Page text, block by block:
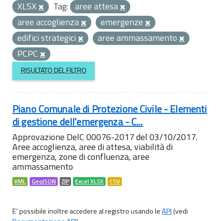
XLSX
Tag: aree attesa
aree accoglienza
emergenze
edifici strategici
aree ammassamento
PCPC
RISULTATO DEL FILTRO
Piano Comunale di Protezione Civile - Elementi
di gestione dell'emergenza - C...
Approvazione DelC 00076-2017 del 03/10/2017.
Aree accoglienza, aree di attesa, viabilità di
emergenza, zone di confluenza, aree
ammassamento
KML GeoJSON ZIP Excel XLSX CSV
E' possibile inoltre accedere al registro usando leAPI(vedi